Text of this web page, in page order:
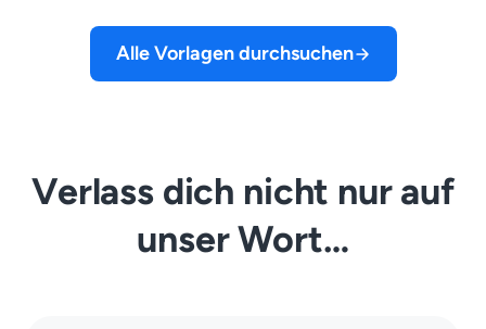
Alle Vorlagen durchsuchen
Verlass dich nicht nur auf
unser Wort…